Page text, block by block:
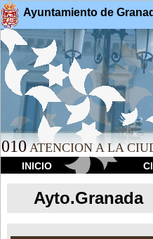
Ayuntamiento de
010 ATENCION A LA
INICIO
Ayto.Granada